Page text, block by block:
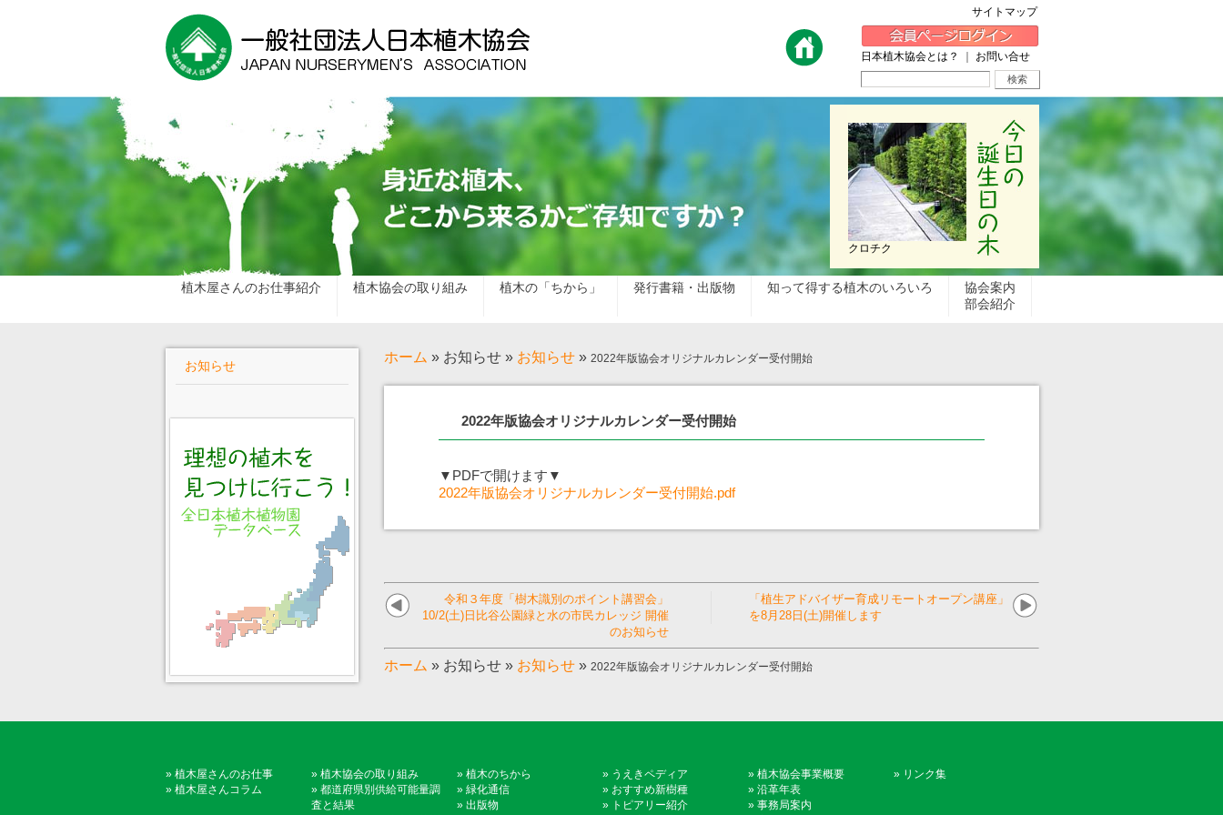
サイトマップ
日本植木協会とは？ お問い合せ
クロチク
植木屋さんのお仕事紹介 植木協会の取り組み 植木の「ちから」 発行書籍・出版物 知って得する植木のいろいろ
協会案内
部会紹介
ホーム » お知らせ » お知らせ » 2022年版協会オリジナルカレンダー受付開始
2022年版協会オリジナルカレンダー受付開始
▼PDFで開けます▼
2022年版協会オリジナルカレンダー受付開始.pdf
令和３年度「樹木識別のポイント講習会」
10/2(土)日比谷公園緑と水の市民カレッジ 開催
のお知らせ
「植生アドバイザー育成リモートオープン講座」
を8月28日(土)開催します
ホーム » お知らせ » お知らせ » 2022年版協会オリジナルカレンダー受付開始
お知らせ
» 植木屋さんのお仕事
» 植木屋さんコラム
» 植木協会の取り組み
» 都道府県別供給可能量調
査と結果
» 植木のちから
» 緑化通信
» 出版物
» うえきペディア
» おすすめ新樹種
» トピアリー紹介
» 植木協会事業概要
» 沿革年表
» 事務局案内
» リンク集